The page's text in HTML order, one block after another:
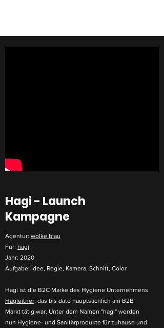
Hagi - Launch
Kampagne
Agentur: wolke blau
Für: hagi
Jahr: 2020
Aufgabe: Idee, Regie, Kamera, Schnitt, Color
Hagi ist die B2C Marke des Hygiene Unternehmens
Hagleitner, das bis dato hauptsächlich am B2B
Markt tätig war. Unter dem Namen "hagi" werden
nun Hygiene- und Sanitärprodukte für zuhause und